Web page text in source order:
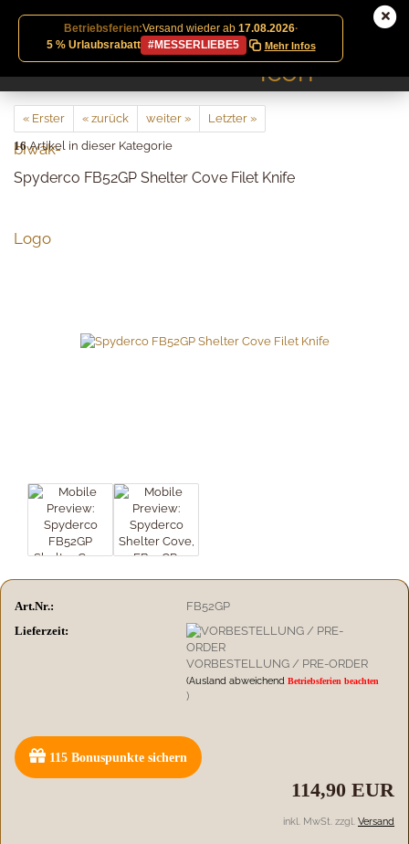
Betriebsferien:Versand wieder ab 17.08.2026·
5 % Urlaubsrabatt
#MESSERLIEBE5 Mehr Infos
« Erster « zurück weiter »
Letzter »
16Artikel in dieser Kategorie
Spyderco FB52GP Shelter Cove Filet Knife
Art.Nr.:
FB52GP
Lieferzeit:
VORBESTELLUNG / PRE-ORDER
(Ausland abweichendBetriebsferien beachten
)
115 Bonuspunkte sichern
114,90 EUR
inkl. MwSt. zzgl. Versand